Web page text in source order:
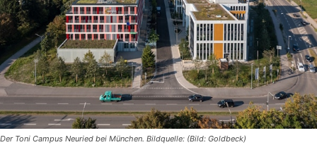
Der Toni Campus Neuried bei München. Bildquelle: (Bild: Goldbeck)